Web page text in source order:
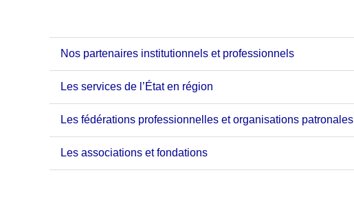
Nos partenaires institutionnels et professionnels
Les services de l’État en région
Les fédérations professionnelles et organisations patronales
Les associations et fondations